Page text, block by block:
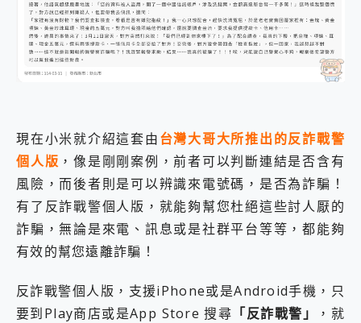
現在小米就介紹這套由台灣大哥大所推出的反詐戰警
個人版 ，像是剛剛案例，前者可以判斷連結是否含有
風險，而後者則是可以辨識來電號碼，是否為詐騙！
有了反詐戰警個人版，就能夠幫您杜絕這些討人厭的
詐騙，無論是來電、訊息或是社群平台等等，都能夠
有效的幫您遠離詐騙！
反詐戰警個人版，支援iPhone或是Android手機，只
要到Play商店或是App Store 搜尋 「反詐戰警」
，就